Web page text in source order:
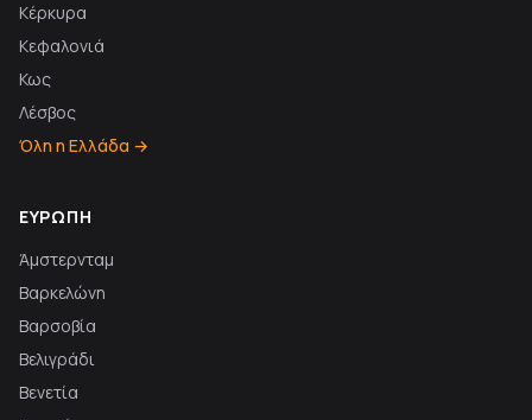
Κέρκυρα
Κεφαλονιά
Κως
Λέσβος
Όλη η Ελλάδα →
ΕΥΡΏΠΗ
Άμστερνταμ
Βαρκελώνη
Βαρσοβία
Βελιγράδι
Βενετία